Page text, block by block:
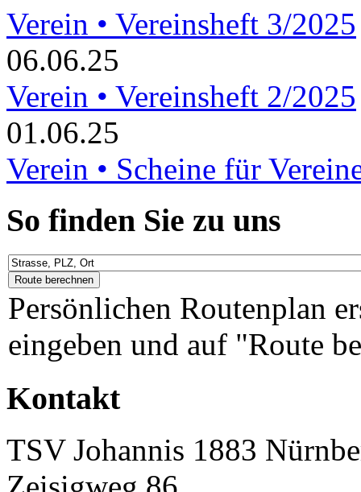
Verein • Vereinsheft 3/2025
06.06.25
Verein • Vereinsheft 2/2025
01.06.25
Verein • Scheine für
So finden Sie zu uns
Persönlichen Routenplan
eingeben und auf "Route
Kontakt
TSV Johannis 1883